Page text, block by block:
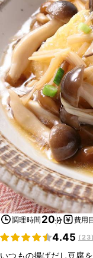
調理時間 20分 費用
4.45 (23)
いつもの揚げだし豆腐